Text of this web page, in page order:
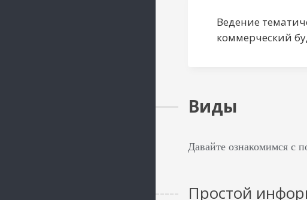
Ведение
коммерческий
Виды
Давайте ознакомимся с
Простой